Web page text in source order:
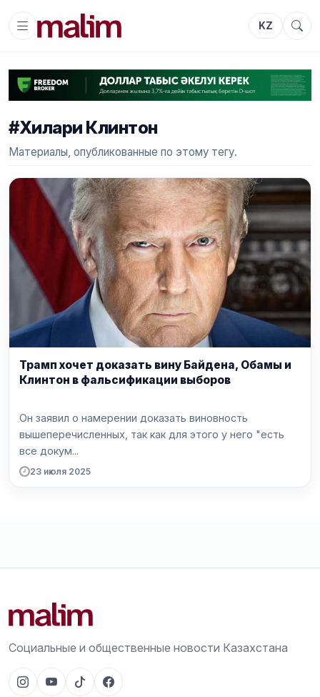
KZ
#Хилари Клинтон
Материалы, опубликованные по этому тегу.
Трамп хочет доказать вину Байдена, Обамы и
Клинтон в фальсификации выборов
Он заявил о намерении доказать виновность
вышеперечисленных, так как для этого у него "есть
все докум...
23 июля 2025
Социальные и общественные новости Казахстана